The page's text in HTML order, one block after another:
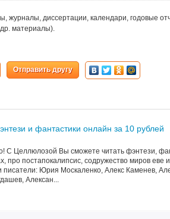
журналы, диссертации, календари, годовые
материалы).
Отправить другу
и фантастики онлайн за 10 рублей
С Целлюлозой Вы сможете читать фэнтези,
про постапокалипсис, содружество миров еве
писатели: Юрия Москаленко, Алекс Каменев,
Алексан...